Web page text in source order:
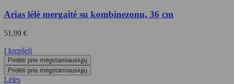
Arias lėlė mergaitė su kombinezonu, 36 cm
51,99 €
Į krepšelį
Pridėti prie mėgstamiausiųjų
Pridėti prie mėgstamiausiųjų
Lėlės